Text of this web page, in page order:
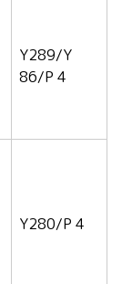
Y289/Y
86/P 4
Y280/P 4